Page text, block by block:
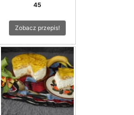
45
Zobacz przepis!